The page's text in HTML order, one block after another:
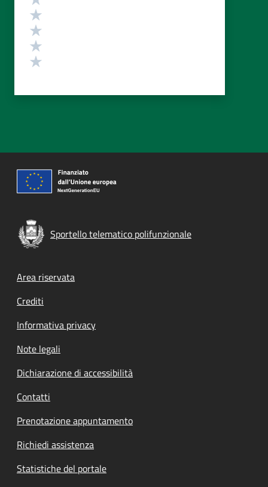
Sportello telematico polifunzionale
Footer menu
Area riservata
Crediti
Informativa privacy
Note legali
Dichiarazione di accessibilità
Contatti
Prenotazione appuntamento
Richiedi assistenza
Statistiche del portale